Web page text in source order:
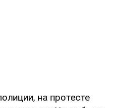
на протесте